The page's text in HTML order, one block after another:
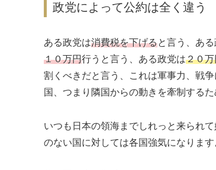
政党によって公約は全く違う
ある政党は消費税を下げると言う、あ
１０万円行うと言う、ある政党は２０
割くべきだと言う、これは軍事力、戦
国、つまり隣国からの動きを牽制する
いつも日本の領海までしれっと来られ
のない国に対しては各国強気になりま